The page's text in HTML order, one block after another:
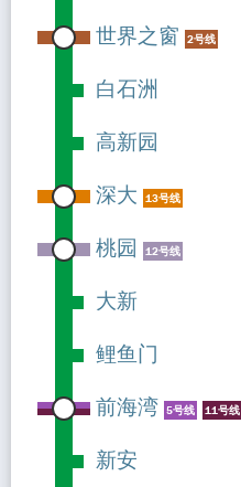
世界之窗
2号线
白石洲
高新园
深大
13号线
桃园 12号线
大新
鲤鱼门
前海湾 5号线 11号线
新安